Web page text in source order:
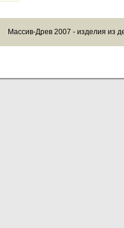
Массив-Древ 2007 - изделия из